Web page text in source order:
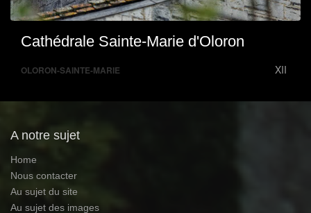
Cathédrale Sainte-Marie d'Oloron
OLORON-SAINTE-MARIE XII
A notre sujet
Home
Nous contacter
Au sujet du site
Au sujet des images